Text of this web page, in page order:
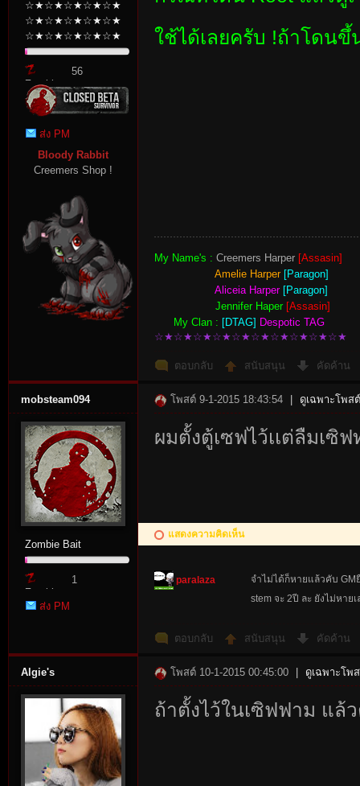
☆★☆★☆★☆★☆★
☆★☆★☆★☆★☆★
☆★☆★☆★☆★☆★
Zombie
Point
56
ส่ง PM
Bloody Rabbit
Creemers Shop !
ใช้ได้เลยครับ !ถ้าโดนขึ้
My Name's : Creemers Harper [Assasin]
Amelie Harper [Paragon]
Aliceia Harper [Paragon]
Jennifer Haper [Assasin]
My Clan : [DTAG] Despotic TAG
☆★☆★☆★☆★☆★☆★☆★☆★☆★☆★
ตอบกลับ สนับสนุน คัดค้าน
mobsteam094
Zombie Bait
Zombie
Point
1
ส่ง PM
โพสต์ 9-1-2015 18:43:54 ดูเฉพาะโพส
ผมตั้งตู้เซฟไว้เเต่ลืมเซิ
แสดงความคิดเห็น
paralaza
จำไม่ได้ก็หายแล้วคับ GM
stem จะ 2ปี ละ ยังไม่หาย
ตอบกลับ สนับสนุน คัดค้าน
Algie's โพสต์ 10-1-2015 00:45:00 ดูเฉพาะโพ
ถ้าตั้งไว้ในเซิฟฟาม แล้